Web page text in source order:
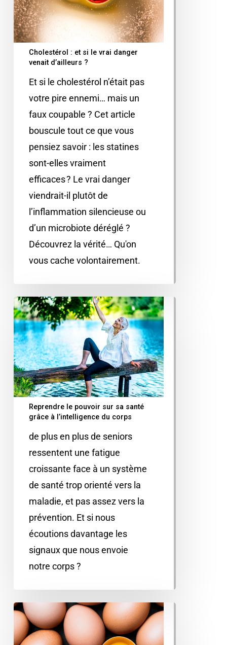
Cholestérol : et si le vrai danger
venait d’ailleurs ?
Et si le cholestérol n’était pas
votre pire ennemi… mais un
faux coupable ? Cet article
bouscule tout ce que vous
pensiez savoir : les statines
sont-elles vraiment
efficaces ? Le vrai danger
viendrait-il plutôt de
l’inflammation silencieuse ou
d’un microbiote déréglé ?
Découvrez la vérité… Qu'on
vous cache volontairement.
Reprendre le pouvoir sur sa santé
grâce à l’intelligence du corps
de plus en plus de seniors
ressentent une fatigue
croissante face à un système
de santé trop orienté vers la
maladie, et pas assez vers la
prévention. Et si nous
écoutions davantage les
signaux que nous envoie
notre corps ?